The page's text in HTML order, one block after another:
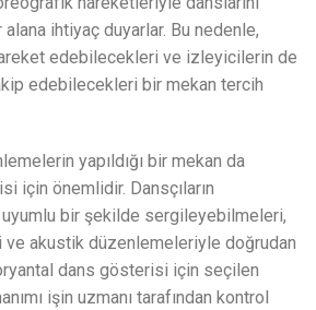
ihtiyaç duyarlar. Bu nedenle,
edebilecekleri ve izleyicilerin de
edebilecekleri bir mekan tercih
yapıldığı bir mekan da
için önemlidir. Dansçıların
bir şekilde sergileyebilmeleri,
ve akustik düzenlemeleriyle doğrudan
dans gösterisi için seçilen
işin uzmanı tarafından kontrol